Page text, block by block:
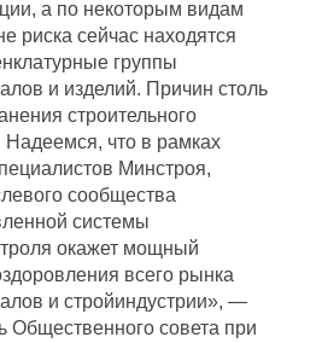
а по некоторым видам
риска сейчас находятся
группы
и изделий. Причин столь
строительного
что в рамках
Минстроя,
сообщества
системы
окажет мощный
всего рынка
и стройиндустрии», —
Общественного совета при